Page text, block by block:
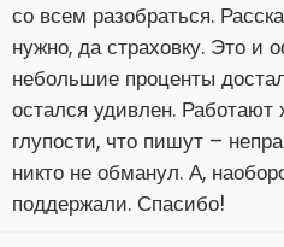
со всем разобраться.
нужно, да страховку. Это и
небольшие проценты
остался удивлен.
глупости, что пишут –
никто не обманул. А,
поддержали. Спасибо!